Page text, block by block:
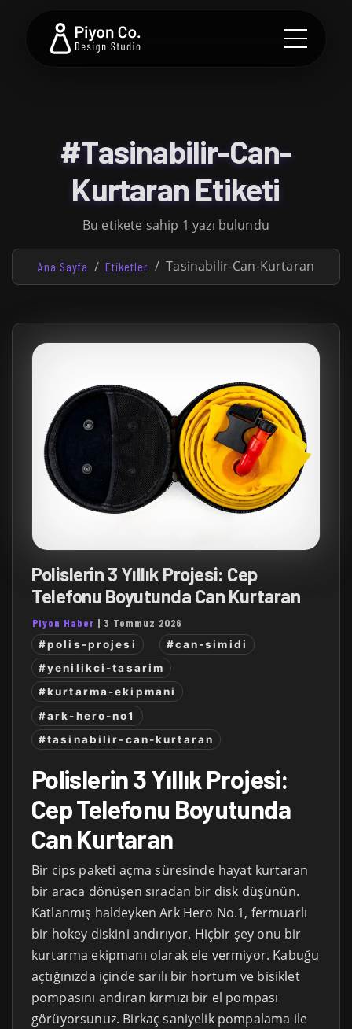
#Tasinabilir-Can-
Kurtaran Etiketi
Bu etikete sahip 1 yazı bulundu
Ana Sayfa Etiketler Tasinabilir-Can-Kurtaran
Polislerin 3 Yıllık Projesi: Cep
Telefonu Boyutunda Can Kurtaran
Piyon Haber | 3 Temmuz 2026
#polis-projesi
#can-simidi
#yenilikci-tasarim
#kurtarma-ekipmani
#ark-hero-no1
#tasinabilir-can-kurtaran
Polislerin 3 Yıllık Projesi:
Cep Telefonu Boyutunda
Can Kurtaran
Bir cips paketi açma süresinde hayat kurtaran
bir araca dönüşen sıradan bir disk düşünün.
Katlanmış haldeyken Ark Hero No.1, fermuarlı
bir hokey diskini andırıyor. Hiçbir şey onu bir
kurtarma ekipmanı olarak ele vermiyor. Kabuğu
açtığınızda içinde sarılı bir hortum ve bisiklet
pompasını andıran kırmızı bir el pompası
görüyorsunuz. Birkaç saniyelik pompalama ile